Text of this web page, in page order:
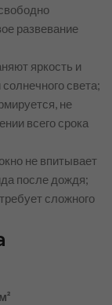
развевание
яркость и
света;
не
всего срока
не впитывает
после дождя;
сложного